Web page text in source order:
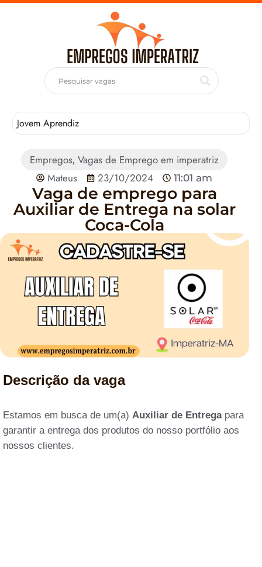
Jovem Aprendiz
Empregos,Vagas de Emprego em imperatriz
Mateus
23/10/2024 11:01 am
Vaga de emprego para
Auxiliar de Entrega na solar
Coca-Cola
Descrição da vaga
Estamos em busca de um(a) Auxiliar de Entrega para
garantir a entrega dos produtos do nosso portfólio aos
nossos clientes.